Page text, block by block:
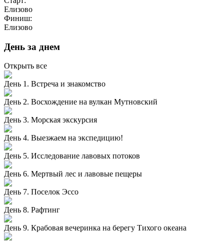
Елизово
Финиш:
Елизово
День за днем
Открыть все
День 1. Встреча и знакомство
День 2. Восхождение на вулкан Мутновский
День 3. Морская экскурсия
День 4. Выезжаем на экспедицию!
День 5. Исследование лавовых потоков
День 6. Мертвый лес и лавовые пещеры
День 7. Поселок Эссо
День 8. Рафтинг
День 9. Крабовая вечеринка на берегу Тихого океана